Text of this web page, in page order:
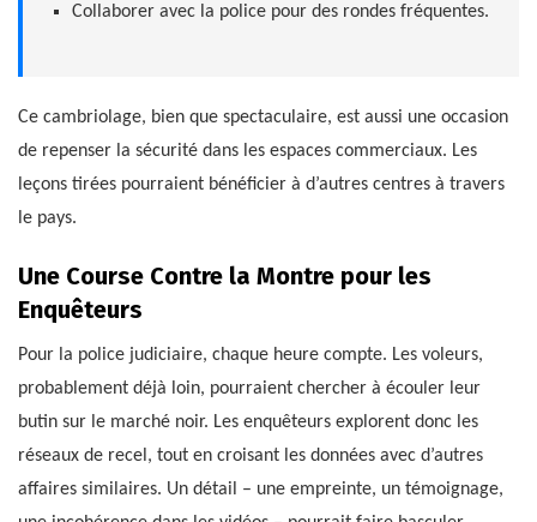
Collaborer avec la police pour des rondes fréquentes.
Ce cambriolage, bien que spectaculaire, est aussi une occasion
de repenser la sécurité dans les espaces commerciaux. Les
leçons tirées pourraient bénéficier à d’autres centres à travers
le pays.
Une Course Contre la Montre pour les
Enquêteurs
Pour la police judiciaire, chaque heure compte. Les voleurs,
probablement déjà loin, pourraient chercher à écouler leur
butin sur le marché noir. Les enquêteurs explorent donc les
réseaux de recel, tout en croisant les données avec d’autres
affaires similaires. Un détail – une empreinte, un témoignage,